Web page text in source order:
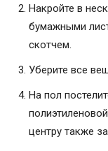
Накройте в
бумажными
скотчем.
Уберите все
На пол
центру также